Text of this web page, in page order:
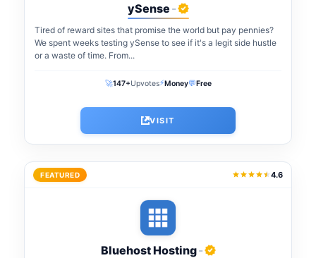
ySense -
Tired of reward sites that promise the world but pay pennies?
We spent weeks testing ySense to see if it's a legit side hustle
or a waste of time. From...
🚀147+Upvotes⚡Money💬Free
VISIT
FEATURED 4.6
Bluehost Hosting-